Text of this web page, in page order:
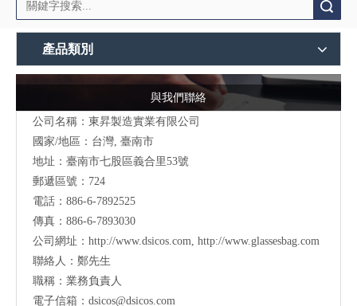
產品類別
與我們聯絡
公司名稱：東昇製造實業有限公司
國家/地區：台灣, 臺南市
地址： 臺南市七股區義合里53號
郵遞區號：724
電話：886-6-7892525
傳真：886-6-7893030
公司網址： http://www.dsicos.com http://www.glassesbag.com
聯絡人：鄭先生
職稱：業務負責人
電子信箱： dsicos@dsicos.com